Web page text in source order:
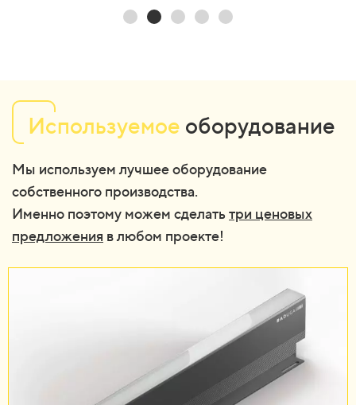
Используемое оборудование
Мы используем лучшее оборудование
собственного производства.
Именно поэтому можем сделать три ценовых
предложения в любом проекте!